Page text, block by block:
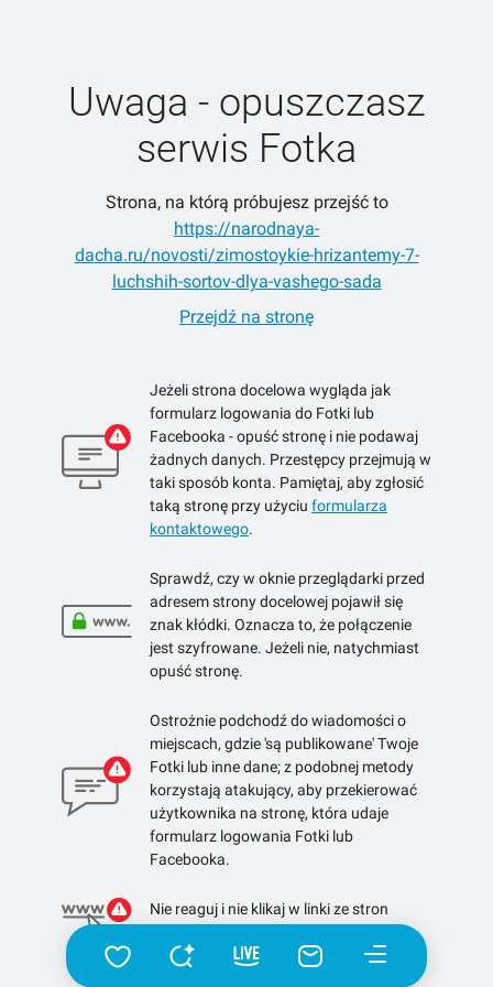
Uwaga - opuszczasz
serwis Fotka
Strona, na którą próbujesz przejść to
https://narodnaya-
dacha.ru/novosti/zimostoykie-hrizantemy-7-
luchshih-sortov-dlya-vashego-sada
Przejdź na stronę
Jeżeli strona docelowa wygląda jak
formularz logowania do Fotki lub
Facebooka - opuść stronę i nie podawaj
żadnych danych. Przestępcy przejmują w
taki sposób konta. Pamiętaj, aby zgłosić
taką stronę przy użyciu formularza
kontaktowego.
Sprawdź, czy w oknie przeglądarki przed
adresem strony docelowej pojawił się
znak kłódki. Oznacza to, że połączenie
jest szyfrowane. Jeżeli nie, natychmiast
opuść stronę.
Ostrożnie podchodź do wiadomości o
miejscach, gdzie 'są publikowane' Twoje
Fotki lub inne dane; z podobnej metody
korzystają atakujący, aby przekierować
użytkownika na stronę, która udaje
formularz logowania Fotki lub
Facebooka.
Nie reaguj i nie klikaj w linki ze stron